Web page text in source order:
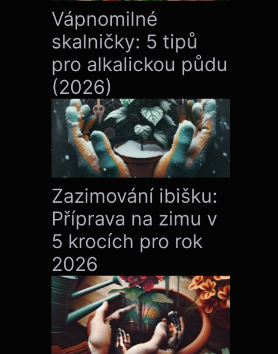
Vápnomilné
skalničky: 5 tipů
pro alkalickou půdu
(2026)
Zazimování ibišku:
Příprava na zimu v
5 krocích pro rok
2026